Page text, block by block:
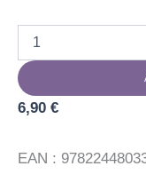
LIVRE
JEUX
CHERCHE
6,90 €
EAN :